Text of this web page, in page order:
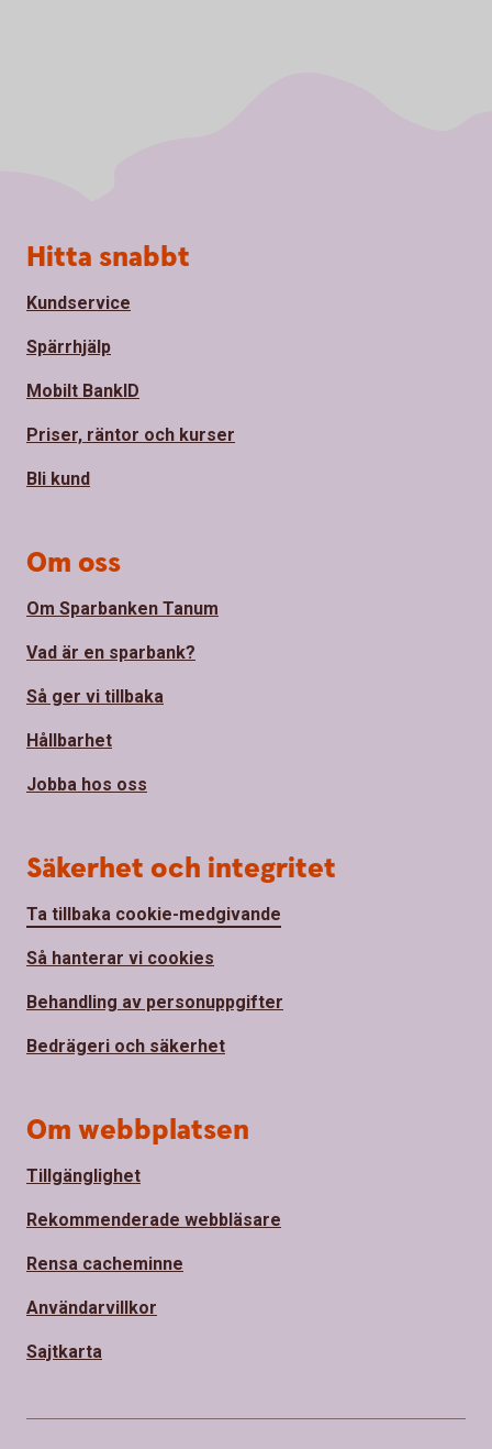
Sidfot
Hitta snabbt
Kundservice
Spärrhjälp
Mobilt BankID
Priser, räntor och kurser
Bli kund
Om oss
Om Sparbanken Tanum
Vad är en sparbank?
Så ger vi tillbaka
Hållbarhet
Jobba hos oss
Säkerhet och integritet
Ta tillbaka cookie-medgivande
Så hanterar vi cookies
Behandling av personuppgifter
Bedrägeri och säkerhet
Om webbplatsen
Tillgänglighet
Rekommenderade webbläsare
Rensa cacheminne
Användarvillkor
Sajtkarta